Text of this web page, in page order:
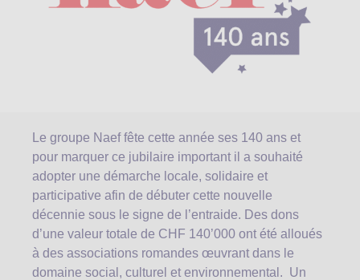
Le groupe Naef fête cette année ses 140 ans et
pour marquer ce jubilaire important il a souhaité
adopter une démarche locale, solidaire et
participative afin de débuter cette nouvelle
décennie sous le signe de l’entraide. Des dons
d’une valeur totale de CHF 140’000 ont été alloués
à des associations romandes œuvrant dans le
domaine social, culturel et environnemental. Un